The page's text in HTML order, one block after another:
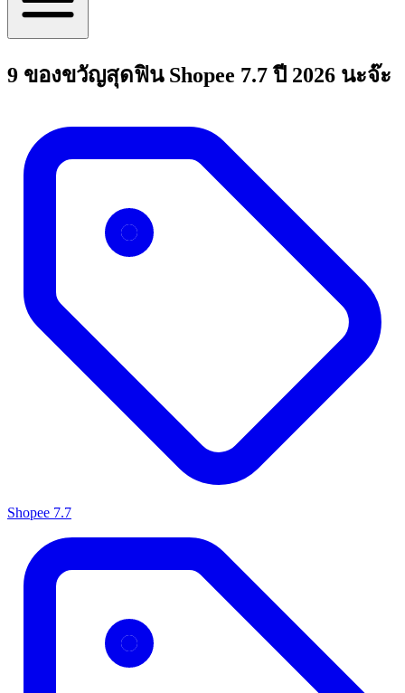
9 ของขวัญสุดฟิน Shopee 7.7 ปี 2026 นะจ๊ะ
Shopee 7.7